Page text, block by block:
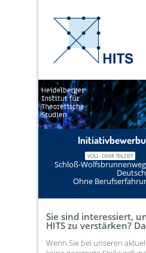
VOLL- ODER TEILZEIT
Schloß-
Ohne
Sie sind interessiert,
HITS zu verstärken?
Wenn Sie bei unseren